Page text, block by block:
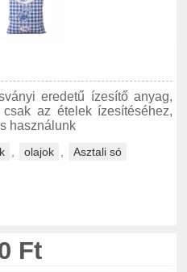
eredetű ízesítő anyag,
az ételek ízesítéséhez,
használunk
olajok Asztali só
Ft